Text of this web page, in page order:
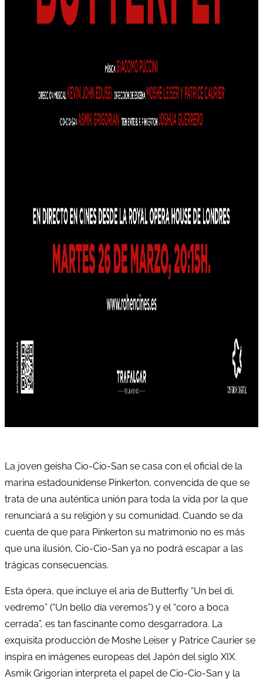
La joven geisha Cio-Cio-San se casa con el oficial de la
marina estadounidense Pinkerton, convencida de que se
trata de una auténtica unión para toda la vida por la que
renunciará a su religión y su comunidad. Cuando se da
cuenta de que para Pinkerton su matrimonio no es más
que una ilusión, Cio-Cio-San ya no podrá escapar a las
trágicas consecuencias.
Esta ópera, que incluye el aria de Butterfly “Un bel dì,
vedremo” (“Un bello día veremos”) y el “coro a boca
cerrada”, es tan fascinante como desgarradora. La
exquisita producción de Moshe Leiser y Patrice Caurier se
inspira en imágenes europeas del Japón del siglo XIX.
Asmik Grigorian interpreta el papel de Cio-Cio-San y la